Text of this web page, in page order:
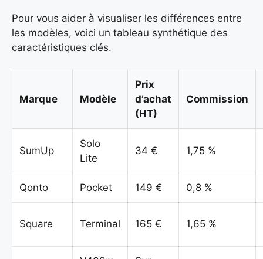
Pour vous aider à visualiser les différences entre
les modèles, voici un tableau synthétique des
caractéristiques clés.
Marque Modèle
Prix
d’achat
(HT)
Commission
SumUp
Solo
Lite
34 € 1,75 %
Qonto Pocket 149 € 0,8 %
Square Terminal 165 € 1,65 %